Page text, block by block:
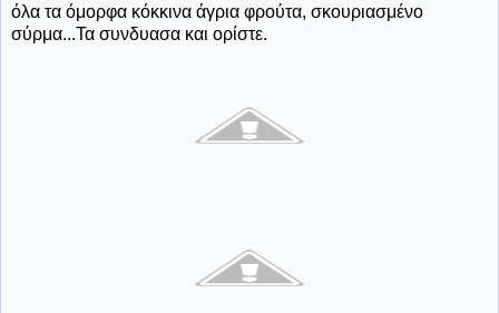
όλα τα όμορφα κόκκινα άγρια φρούτα, σκουριασμένο
σύρμα...Τα συνδυασα και ορίστε.